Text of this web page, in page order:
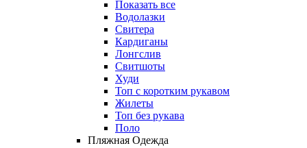
Показать все
Водолазки
Свитера
Кардиганы
Лонгслив
Свитшоты
Худи
Топ с коротким рукавом
Жилеты
Топ без рукава
Поло
Пляжная Одежда